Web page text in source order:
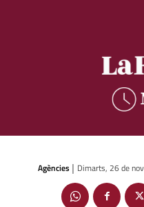
Agències | Dimarts, 26 de